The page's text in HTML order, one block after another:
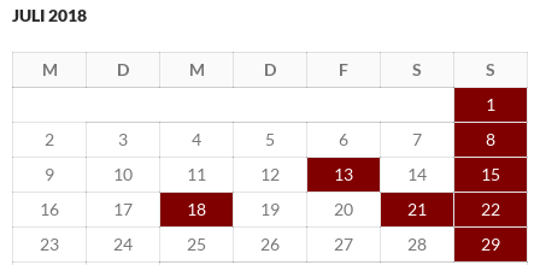
JULI 2018
M D M D F S
S
1
2
3 4 5 6 7
8
9
10 11 12 13 14
15
16
17 18 19 20 21
22
23
24 25 26 27 28
29